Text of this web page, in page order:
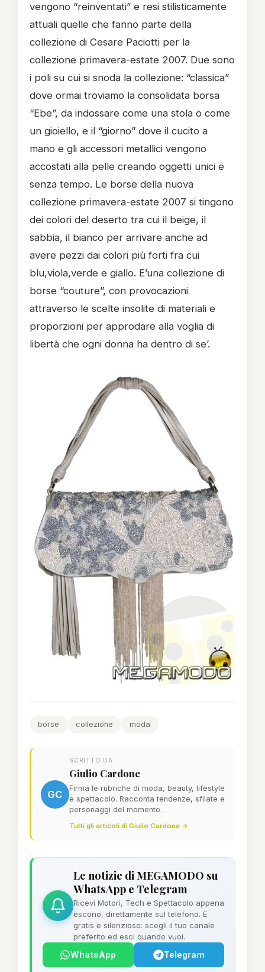
vengono “reinventati” e resi stilisticamente
attuali quelle che fanno parte della
collezione di Cesare Paciotti per la
collezione primavera-estate 2007. Due sono
i poli su cui si snoda la collezione: “classica”
dove ormai troviamo la consolidata borsa
“Ebe”, da indossare come una stola o come
un gioiello, e il “giorno” dove il cucito a
mano e gli accessori metallici vengono
accostati alla pelle creando oggetti unici e
senza tempo. Le borse della nuova
collezione primavera-estate 2007 si tingono
dei colori del deserto tra cui il beige, il
sabbia, il bianco per arrivare anche ad
avere pezzi dai colori più forti fra cui
blu,viola,verde e giallo. E’una collezione di
borse “couture”, con provocazioni
attraverso le scelte insolite di materiali e
proporzioni per approdare alla voglia di
libertà che ogni donna ha dentro di se’.
borse collezione moda
GC
SCRITTO DA
Giulio Cardone
Firma le rubriche di moda, beauty, lifestyle
e spettacolo. Racconta tendenze, sfilate e
personaggi del momento.
Tutti gli articoli di Giulio Cardone →
Le notizie di MEGAMODO su
WhatsApp e Telegram
Ricevi Motori, Tech e Spettacolo appena
escono, direttamente sul telefono. È
gratis e silenzioso: scegli il tuo canale
preferito ed esci quando vuoi.
WhatsApp Telegram